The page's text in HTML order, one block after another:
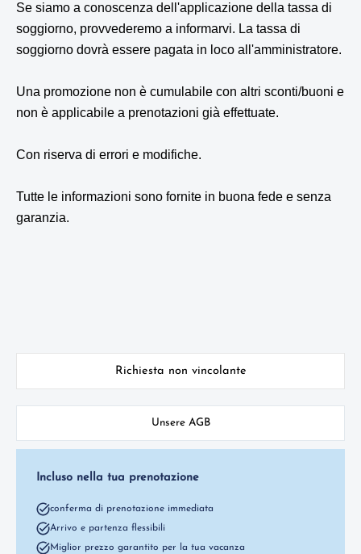
Se siamo a conoscenza dell'applicazione della tassa di
soggiorno, provvederemo a informarvi. La tassa di
soggiorno dovrà essere pagata in loco all'amministratore.
Una promozione non è cumulabile con altri sconti/buoni e
non è applicabile a prenotazioni già effettuate.
Con riserva di errori e modifiche.
Tutte le informazioni sono fornite in buona fede e senza
garanzia.
Richiesta non vincolante
Unsere AGB
Incluso nella tua prenotazione
conferma di prenotazione immediata
Arrivo e partenza flessibili
Miglior prezzo garantito per la tua vacanza